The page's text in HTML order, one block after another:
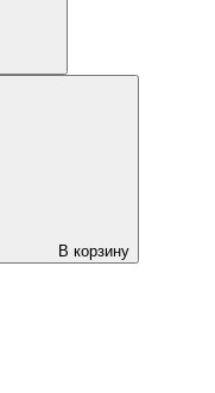
В корзину